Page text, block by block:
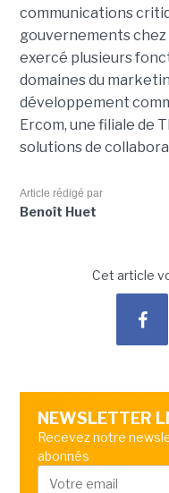
communications
gouvernements chez
exercé plusieurs
domaines du
développement
Ercom, une filiale de
solutions de
Article rédigé par
Benoît Huet
Cet article
NEWSLETTER
Recevez notre
abonnés